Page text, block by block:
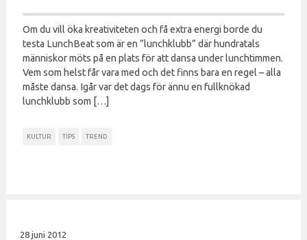
Om du vill öka kreativiteten och få extra energi borde du
testa LunchBeat som är en ”lunchklubb” där hundratals
människor möts på en plats för att dansa under lunchtimmen.
Vem som helst får vara med och det finns bara en regel – alla
måste dansa. Igår var det dags för ännu en fullknökad
lunchklubb som […]
KULTUR TIPS TREND
28 juni 2012